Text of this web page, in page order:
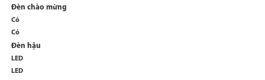
Đèn chào mừng
Có
Có
Đèn hậu
LED
LED